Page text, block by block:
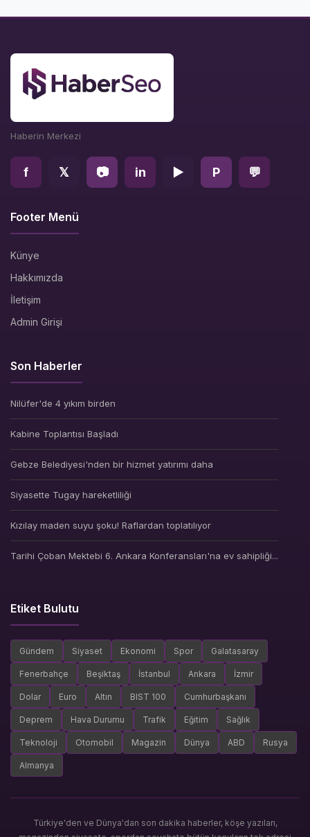
Haberin Merkezi
f 𝕏 📷 in ▶ P 💬
Footer Menü
Künye
Hakkımızda
İletişim
Admin Girişi
Son Haberler
Nilüfer'de 4 yıkım birden
Kabine Toplantısı Başladı
Gebze Belediyesi'nden bir hizmet yatırımı daha
Siyasette Tugay hareketliliği
Kızılay maden suyu şoku! Raflardan toplatılıyor
Tarihi Çoban Mektebi 6. Ankara Konferansları'na ev sahipliği...
Etiket Bulutu
Gündem Siyaset Ekonomi Spor Galatasaray
Fenerbahçe Beşiktaş İstanbul Ankara İzmir
Dolar Euro Altın BIST 100 Cumhurbaşkanı
Deprem Hava Durumu Trafik Eğitim Sağlık
Teknoloji Otomobil Magazin Dünya ABD Rusya
Almanya
Türkiye'den ve Dünya'dan son dakika haberler, köşe yazıları,